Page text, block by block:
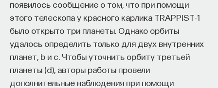
появилось сообщение о том, что при помощи
этого телескопа у красного карлика TRAPPIST-1
было открыто три планеты. Однако орбиты
удалось определить только для двух внутренних
планет, b и c. Чтобы уточнить орбиту третьей
планеты (d), авторы работы провели
дополнительные наблюдения при помощи